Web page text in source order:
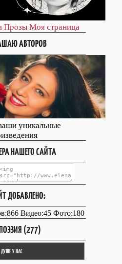
Прозы Моя страница
АВТОРОВ
уникальные
НАШЕГО САЙТА
ДОБАВЛЕНО:
Видео:45 Фото:180
(277)
ДУШЕ У НАС